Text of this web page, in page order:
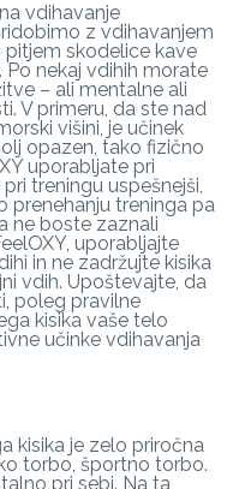
vdihavanje
z vdihavanjem
pitjem skodelice kave
Po nekaj vdihih morate
– ali mentalne ali
V primeru, da ste nad
višini, je učinek
opazen, tako fizično
uporabljate pri
treningu uspešnejši,
prenehanju treninga pa
ne boste zaznali
uporabljajte
in ne zadržujte kisika
vdih. Upoštevajte, da
poleg pravilne
kisika vaše telo
učinke vdihavanja
kisika je zelo priročna
torbo, športno torbo.
pri sebi. Na ta